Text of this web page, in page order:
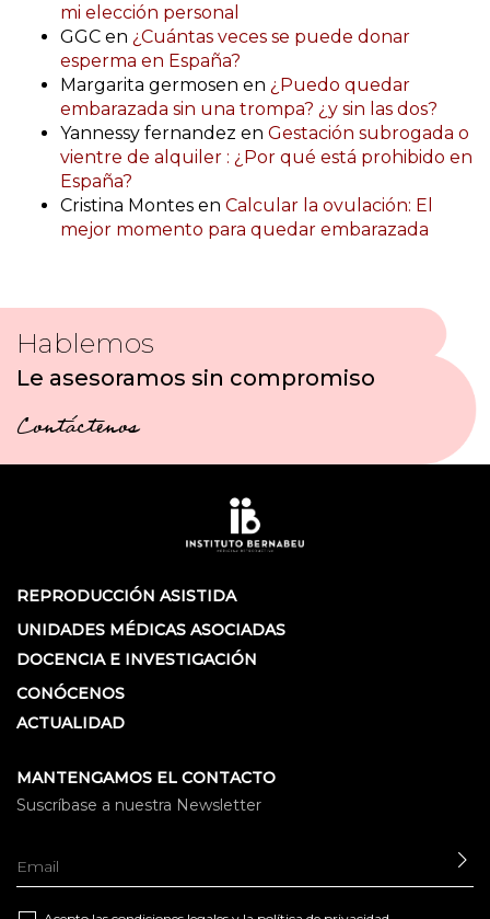
mi elección personal
GGC en ¿Cuántas veces se puede donar
esperma en España?
Margarita germosen en ¿Puedo quedar
embarazada sin una trompa? ¿y sin las dos?
Yannessy fernandez en Gestación subrogada o
vientre de alquiler : ¿Por qué está prohibido en
España?
Cristina Montes en Calcular la ovulación: El
mejor momento para quedar embarazada
Hablemos
Le asesoramos sin compromiso
Contáctenos
REPRODUCCIÓN ASISTIDA
UNIDADES MÉDICAS ASOCIADAS
DOCENCIA E INVESTIGACIÓN
CONÓCENOS
ACTUALIDAD
MANTENGAMOS EL CONTACTO
Suscríbase a nuestra Newsletter